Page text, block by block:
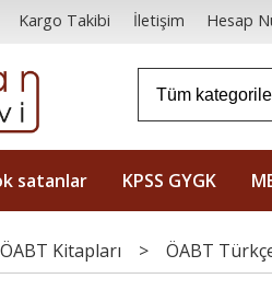
Kargo Takibi İletişim Hesap
satanlar KPSS GYGK
Kitapları > ÖABT